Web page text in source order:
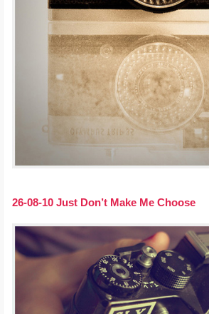
26-08-10 Just Don’t Make Me Choose